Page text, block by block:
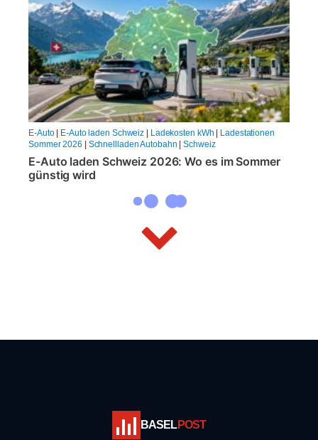
E-Auto| E-Auto laden Schweiz Ladekosten kWh
Ladestationen
Sommer 2026
Schnellladen Autobahn |Schweiz
E-Auto laden Schweiz 2026: Wo es im Sommer
günstig wird
BASELPOST